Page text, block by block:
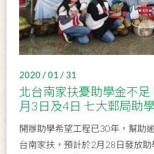
2020 / 01 / 31
北台南家扶憂助學金不足
月3日及4日 七大郵局助
開辦助學希望工程已30年，幫助
台南家扶，預計於2月28日發放